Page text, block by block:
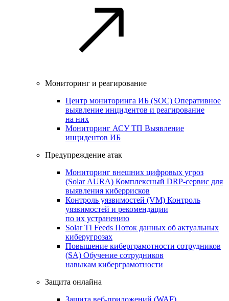
Мониторинг и реагирование
Центр мониторинга ИБ (SOC) Оперативное
выявление инцидентов и реагирование
на них
Мониторинг АСУ ТП Выявление
инцидентов ИБ
Предупреждение атак
Мониторинг внешних цифровых угроз
(Solar AURA) Комплексный DRP-сервис для
выявления киберрисков
Контроль уязвимостей (VM) Контроль
уязвимостей и рекомендации
по их устранению
Solar TI Feeds Поток данных об актуальных
киберугрозах
Повышение киберграмотности сотрудников
(SA) Обучение сотрудников
навыкам киберграмотности
Защита онлайна
Защита веб-приложений (WAF)